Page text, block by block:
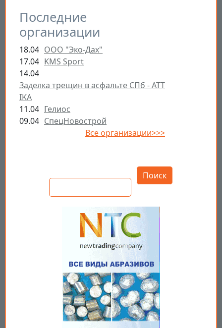
Последние
организации
18.04 ООО "Эко-Дах"
17.04 KMS Sport
14.04
Заделка трещин в асфальте СПб - ATT
IKA
11.04 Гелиос
09.04 СпецНовострой
Все организации>>>